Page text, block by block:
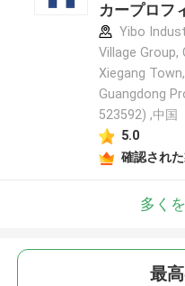
カープロフ
Yibo
Village Group,
Xiegang
Guangdong
523592) ,中国
5.0
確認され
多く
最